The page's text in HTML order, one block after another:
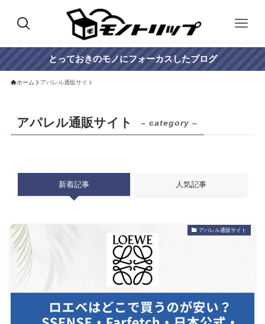
とっておきのモノにフォーカスしたブログ
ホーム アパレル通販サイト
アパレル通販サイト – category –
新着記事 人気記事
アパレル通販サイト